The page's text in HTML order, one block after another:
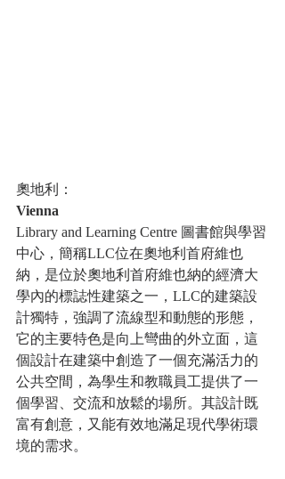
奧地利：
Vienna
Library and Learning Centre 圖書館與學習
中心，簡稱LLC位在奧地利首府維也
納，是位於奧地利首府維也納的經濟大
學內的標誌性建築之一，LLC的建築設
計獨特，強調了流線型和動態的形態，
它的主要特色是向上彎曲的外立面，這
個設計在建築中創造了一個充滿活力的
公共空間，為學生和教職員工提供了一
個學習、交流和放鬆的場所。其設計既
富有創意，又能有效地滿足現代學術環
境的需求。